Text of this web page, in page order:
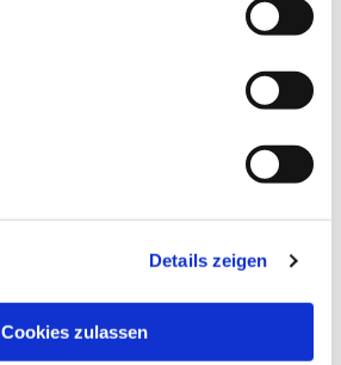
Details zeigen
Cookies zulassen